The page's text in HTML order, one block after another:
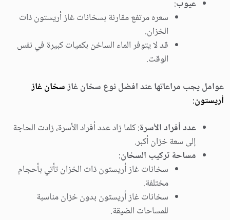
عيوب:
سعره مرتفع مقارنة بسخانات غاز أريستون ذات
الخزان.
قد لا يتوفر الماء الساخن بكميات كبيرة في نفس
الوقت.
عوامل يجب مراعاتها عند افضل نوع سخان غازسخان غاز
أريستون:
عدد أفراد الأسرة: كلما زاد عدد أفراد الأسرة، زادت الحاجة
إلى سعة خزان أكبر.
مساحة تركيب السخان:
سخانات غاز أريستون ذات الخزان تأتي بأحجام
مختلفة.
سخانات غاز أريستون بدون خزان مناسبة
للمساحات الضيقة.